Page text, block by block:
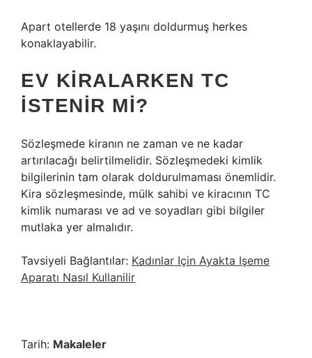
Apart otellerde 18 yaşını doldurmuş herkes
konaklayabilir.
EV KIRALARKEN TC
ISTENIR MI?
Sözleşmede kiranın ne zaman ve ne kadar
artırılacağı belirtilmelidir. Sözleşmedeki kimlik
bilgilerinin tam olarak doldurulmaması önemlidir.
Kira sözleşmesinde, mülk sahibi ve kiracının TC
kimlik numarası ve ad ve soyadları gibi bilgiler
mutlaka yer almalıdır.
Tavsiyeli Bağlantılar: Kadınlar Için Ayakta Işeme
Aparatı Nasıl Kullanilir
Tarih: Makaleler